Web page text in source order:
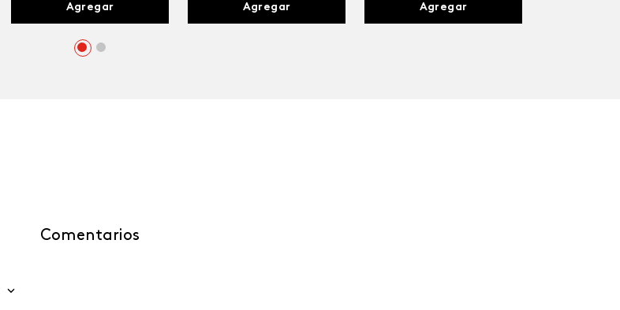
Agregar Agregar Agregar
Comentarios